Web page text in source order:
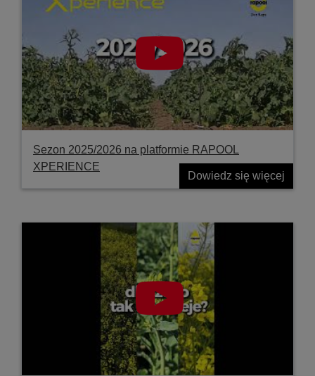
Sezon 2025/2026 na platformie RAPOOL
XPERIENCE
Dowiedz się więcej